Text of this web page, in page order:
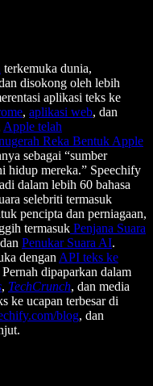
terkemuka dunia,
disokong oleh lebih
aplikasi teks ke
, aplikasi web, dan
Apple telah
Reka Bentuk Apple
sebagai “sumber
hidup mereka.” Speechify
dalam lebih 60 bahasa
selebriti termasuk
pencipta dan perniagaan,
termasuk Penjana Suara
Penukar Suara AI.
dengan API teks ke
dipaparkan dalam
, TechCrunch, dan media
ke ucapan terbesar di
blog, dan